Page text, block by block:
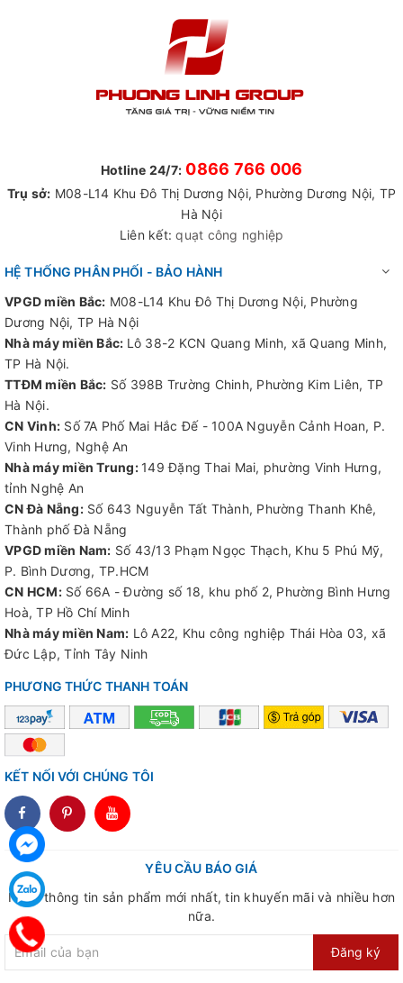
Hotline 24/7: 0866 766 006
Trụ sở: M08-L14 Khu Đô Thị Dương Nội, Phường Dương Nội, TP
Hà Nội
Liên kết:quạt công nghiệp
HỆ THỐNG PHÂN PHỐI - BẢO HÀNH
VPGD miền Bắc: M08-L14 Khu Đô Thị Dương Nội, Phường
Dương Nội, TP Hà Nội
Nhà máy miền Bắc: Lô 38-2 KCN Quang Minh, xã Quang Minh,
TP Hà Nội.
TTĐM miền Bắc: Số 398B Trường Chinh, Phường Kim Liên, TP
Hà Nội.
CN Vinh: Số 7A Phố Mai Hắc Đế - 100A Nguyễn Cảnh Hoan, P.
Vinh Hưng, Nghệ An
Nhà máy miền Trung: 149 Đặng Thai Mai, phường Vinh Hưng,
tỉnh Nghệ An
CN Đà Nẵng:Số 643 Nguyễn Tất Thành, Phường Thanh Khê,
Thành phố Đà Nẵng
VPGD miền Nam: Số 43/13 Phạm Ngọc Thạch, Khu 5 Phú Mỹ,
P. Bình Dương, TP.HCM
CN HCM:Số 66A - Đường số 18, khu phố 2, Phường Bình Hưng
Hoà, TP Hồ Chí Minh
Nhà máy miền Nam: Lô A22, Khu công nghiệp Thái Hòa 03, xã
Đức Lập, Tỉnh Tây Ninh
PHƯƠNG THỨC THANH TOÁN
KẾT NỐI VỚI CHÚNG TÔI
YÊU CẦU BÁO GIÁ
Nhận thông tin sản phẩm mới nhất, tin khuyến mãi và nhiều hơn
nữa.
Đăng ký